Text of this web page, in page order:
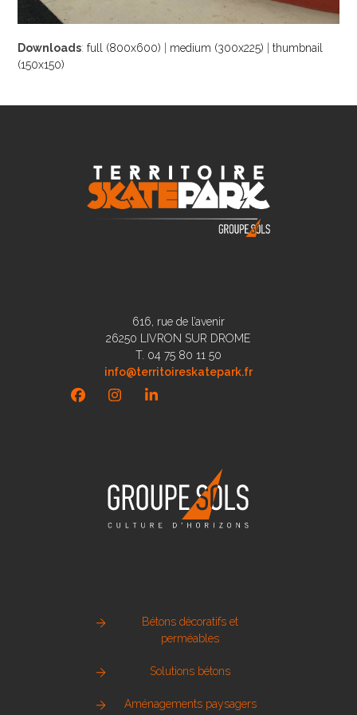
Downloads:full (800x600) medium (300x225) |thumbnail
(150x150)
616, rue de l’avenir
26250 LIVRON SUR DROME
T. 04 75 80 11 50
info@territoireskatepark.fr
FacebookInstagramLinkedIn
Bétons décoratifs et
perméables
Solutions bétons
Aménagements paysagers